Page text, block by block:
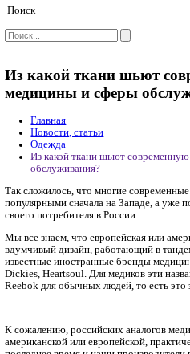
Реклама
Из какой ткани
медицины и сферы
Главная
Новости, статьи
Одежда
Из какой ткани шьют
обслуживания?
Так сложилось, что многие
Мы все знаем, что